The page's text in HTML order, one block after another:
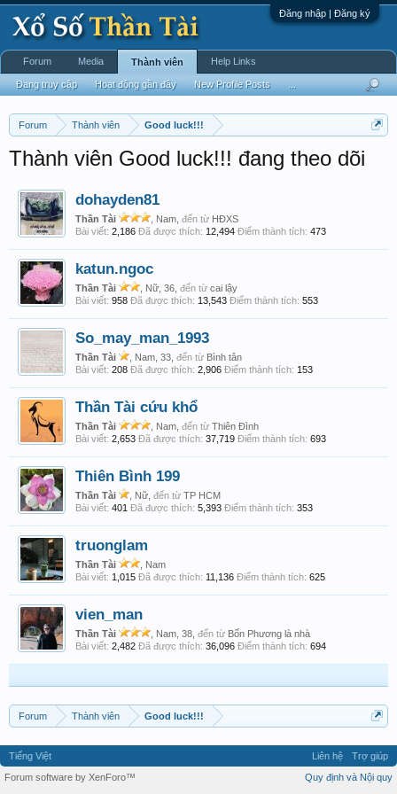
Đăng nhập | Đăng ký
Forum Thành viên Good luck!!!
Thành viên Good luck!!! đang theo dõi
dohayden81
Thần Tài , Nam, đến từ HĐXS
Bài viết: 2,186 Đã được thích: 12,494 Điểm thành tích: 473
katun.ngoc
Thần Tài , Nữ, 36, đến từ cai lậy
Bài viết: 958 Đã được thích: 13,543 Điểm thành tích: 553
So_may_man_1993
Thần Tài , Nam, 33, đến từ Bình tân
Bài viết: 208 Đã được thích: 2,906 Điểm thành tích: 153
Thần Tài cứu khổ
Thần Tài , Nam, đến từ Thiên Đình
Bài viết: 2,653 Đã được thích: 37,719 Điểm thành tích: 693
Thiên Bình 199
Thần Tài , Nữ, đến từ TP HCM
Bài viết: 401 Đã được thích: 5,393 Điểm thành tích: 353
truonglam
Thần Tài
, Nam
Bài viết: 1,015 Đã được thích: 11,136 Điểm thành tích: 625
vien_man
Thần Tài , Nam, 38, đến từ Bốn Phương là nhà
Bài viết: 2,482 Đã được thích: 36,096 Điểm thành tích: 694
Forum Thành viên Good luck!!!
Forum Media Thành viên
Đang truy cập Hoạt động gần đây New Profile Posts
Help Links
Tiếng Việt Liên hệ
Trợ giúp
Quy định và Nội quy
Forum software by XenForo™